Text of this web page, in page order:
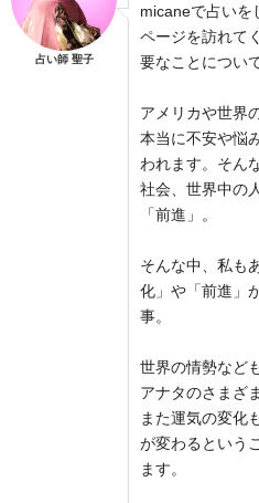
占い師 聖子
micaneで占いを
ページを訪れて
要なことについ
アメリカや世界
本当に不安や悩
われます。そん
社会、世界中の
「前進」。
そんな中、私も
化」や「前進」
事。
世界の情勢など
アナタのさまざ
また運気の変化
が変わるという
ます。